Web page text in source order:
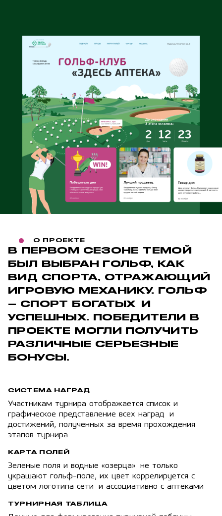
О ПРОЕКТЕ
В ПЕРВОМ СЕЗОНЕ ТЕМОЙ
БЫЛ ВЫБРАН ГОЛЬФ, КАК
ВИД СПОРТА, ОТРАЖАЮЩИЙ
ИГРОВУЮ МЕХАНИКУ. ГОЛЬФ
– СПОРТ БОГАТЫХ И
УСПЕШНЫХ. ПОБЕДИТЕЛИ В
ПРОЕКТЕ МОГЛИ ПОЛУЧИТЬ
РАЗЛИЧНЫЕ СЕРЬЕЗНЫЕ
БОНУСЫ.
СИСТЕМА НАГРАД
Участникам турнира отображается список и
графическое представление всех наград и
достижений, полученных за время прохождения
этапов турнира
КАРТА ПОЛЕЙ
Зеленые поля и водные «озерца» не только
украшают гольф-поле, их цвет коррелируется с
цветом логотипа сети и ассоциативно с аптеками
ТУРНИРНАЯ ТАБЛИЦА